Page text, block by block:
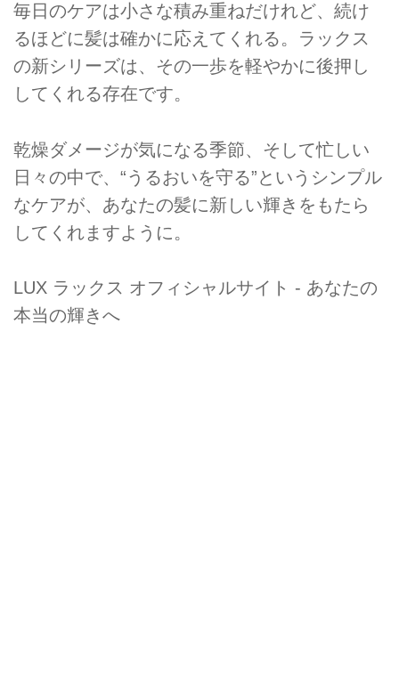
毎日のケアは小さな積み重ねだけれど、続け
るほどに髪は確かに応えてくれる。ラックス
の新シリーズは、その一歩を軽やかに後押し
してくれる存在です。
乾燥ダメージが気になる季節、そして忙しい
日々の中で、“うるおいを守る”というシンプル
なケアが、あなたの髪に新しい輝きをもたら
してくれますように。
LUX ラックス オフィシャルサイト - あなたの
本当の輝きへ